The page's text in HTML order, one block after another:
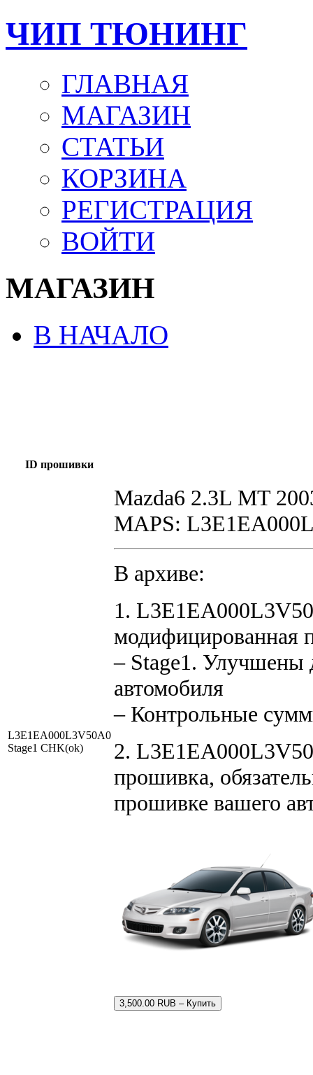
ЧИП ТЮНИНГ
ГЛАВНАЯ
МАГАЗИН
СТАТЬИ
КОРЗИНА
РЕГИСТРАЦИЯ
ВОЙТИ
МАГАЗИН
В НАЧАЛО
ID прошивки
L3E1EA000L3V50A0
Stage1 CHK(ok)
Mazda6 2.3L MT
MAPS:
В архиве:
1.
модифицированная
– Stage1. Улучшены
автомобиля
– Контрольные
2.
прошивка,
прошивке вашего
3,500.00 RUB – Купить